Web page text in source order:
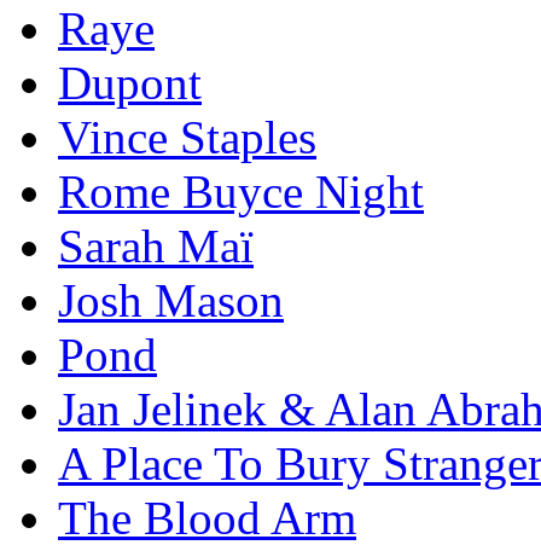
Raye
Dupont
Vince Staples
Rome Buyce Night
Sarah Maï
Josh Mason
Pond
Jan Jelinek & Alan
A Place To Bury
The Blood Arm